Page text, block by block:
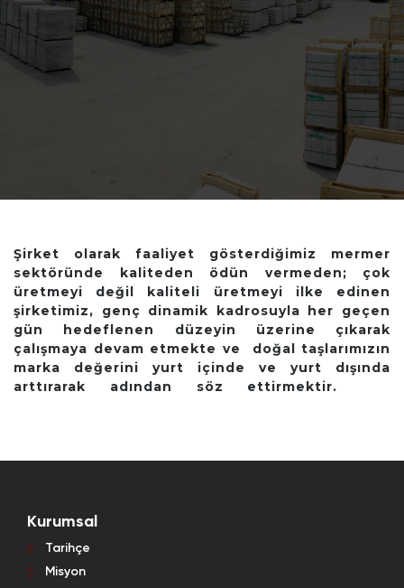
Şirket olarak faaliyet gösterdiğimiz mermer
sektöründe kaliteden ödün vermeden; çok
üretmeyi değil kaliteli üretmeyi ilke edinen
şirketimiz, genç dinamik kadrosuyla her geçen
gün hedeflenen düzeyin üzerine çıkarak
çalışmaya devam etmekte ve doğal taşlarımızın
marka değerini yurt içinde ve yurt dışında
arttırarak adından söz ettirmektir.
Kurumsal
Tarihçe
Misyon